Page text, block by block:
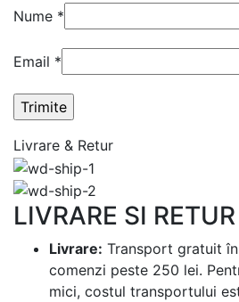
Nume *
Email *
Livrare & Retur
LIVRARE SI RETUR
Livrare: Transport gratuit
comenzi peste 250 lei.
mici, costul transportului